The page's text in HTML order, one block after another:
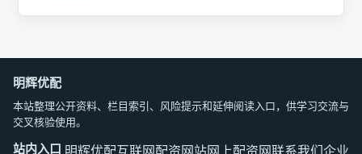
明辉优配
本站整理公开资料、栏目索引、风险提示和延伸阅读入口，供学习交流与
交叉核验使用。
站内入口 明辉优配互联网配资网站网上配资网联系我们 企业